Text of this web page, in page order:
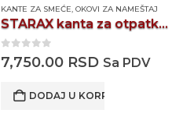
KANTE ZA SMEĆE, OKOVI ZA NAMEŠTAJ
STARAX kanta za otpatke S2552A
0out of 5
7,750.00 RSD Sa PDV
DODAJ U KORPU